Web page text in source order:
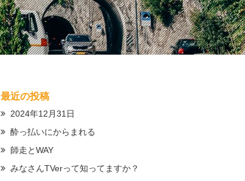
最近の投稿
2024年12月31日
酔っ払いにからまれる
師走とWAY
みなさんTVerって知ってますか？